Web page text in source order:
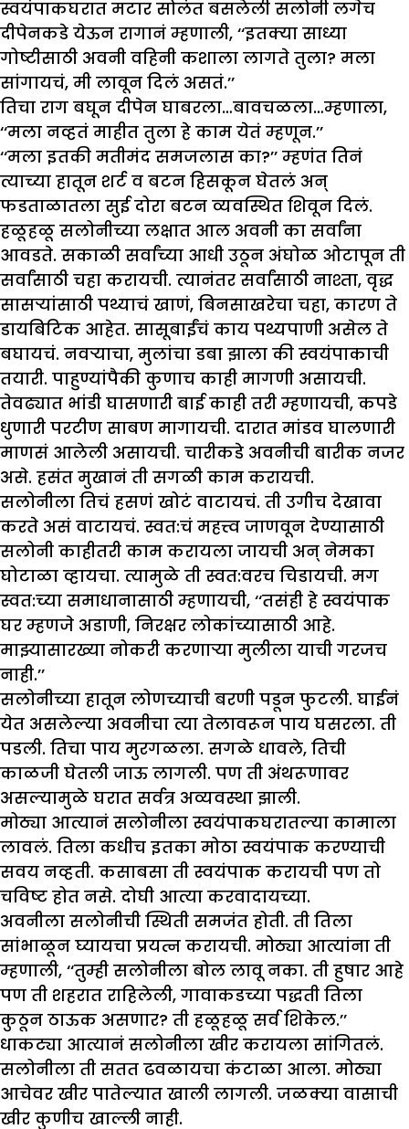
स्वयंपाकघरात मटार सोलंत बसलेली सलोनी लगेच
दीपेनकडे येऊन रागानं म्हणाली, ‘‘इतक्या साध्या
गोष्टीसाठी अवनी वहिनी कशाला लागते तुला? मला
सांगायचं, मी लावून दिलं असतं.’’
तिचा राग बघून दीपेन घाबरला…बावचळला…म्हणाला,
‘‘मला नव्हतं माहीत तुला हे काम येतं म्हणून.’’
‘‘मला इतकी मतीमंद समजलास का?’’ म्हणंत तिनं
त्याच्या हातून शर्ट व बटन हिसकून घेतलं अन्
फडताळातला सुई दोरा बटन व्यवस्थित शिवून दिलं.
हळूहळू सलोनीच्या लक्षात आल अवनी का सर्वांना
आवडते. सकाळी सर्वांच्या आधी उठून अंघोळ ओटापून ती
सर्वांसाठी चहा करायची. त्यानंतर सर्वांसाठी नाश्ता, वृद्ध
सासऱ्यांसाठी पथ्याचं खाणं, बिनसाखरेचा चहा, कारण ते
डायबिटिक आहेत. सासूबाईंचं काय पथ्यपाणी असेल ते
बघायचं. नवऱ्याचा, मुलांचा डबा झाला की स्वयंपाकाची
तयारी. पाहुण्यांपैकी कुणाच काही मागणी असायची.
तेवढ्यात भांडी घासणारी बाई काही तरी म्हणायची, कपडे
धुणारी परटीण साबण मागायची. दारात मांडव घालणारी
माणसं आलेली असायची. चारीकडे अवनीची बारीक नजर
असे. हसंत मुखानं ती सगळी काम करायची.
सलोनीला तिचं हसणं खोटं वाटायचं. ती उगीच देखावा
करते असं वाटायचं. स्वत:चं महत्त्व जाणवून देण्यासाठी
सलोनी काहीतरी काम करायला जायची अन् नेमका
घोटाळा व्हायचा. त्यामुळे ती स्वत:वरच चिडायची. मग
स्वत:च्या समाधानासाठी म्हणायची, ‘‘तसंही हे स्वयंपाक
घर म्हणजे अडाणी, निरक्षर लोकांच्यासाठी आहे.
माझ्यासारख्या नोकरी करणाऱ्या मुलीला याची गरजच
नाही.’’
सलोनीच्या हातून लोणच्याची बरणी पडून फुटली. घाईनं
येत असलेल्या अवनीचा त्या तेलावरून पाय घसरला. ती
पडली. तिचा पाय मुरगळला. सगळे धावले, तिची
काळजी घेतली जाऊ लागली. पण ती अंथरूणावर
असल्यामुळे घरात सर्वत्र अव्यवस्था झाली.
मोठ्या आत्यानं सलोनीला स्वयंपाकघरातल्या कामाला
लावलं. तिला कधीच इतका मोठा स्वयंपाक करण्याची
सवय नव्हती. कसाबसा ती स्वयंपाक करायची पण तो
चविष्ट होत नसे. दोघी आत्या करवादायच्या.
अवनीला सलोनीची स्थिती समजंत होती. ती तिला
सांभाळून घ्यायचा प्रयत्न करायची. मोठ्या आत्यांना ती
म्हणाली, ‘‘तुम्ही सलोनीला बोल लावू नका. ती हुषार आहे
पण ती शहरात राहिलेली, गावाकडच्या पद्धती तिला
कुठून ठाऊक असणार? ती हळूहळू सर्व शिकेल.’’
धाकट्या आत्यानं सलोनीला खीर करायला सांगितलं.
सलोनीला ती सतत ढवळायचा कंटाळा आला. मोठ्या
आचेवर खीर पातेल्यात खाली लागली. जळक्या वासाची
खीर कुणीच खाल्ली नाही.